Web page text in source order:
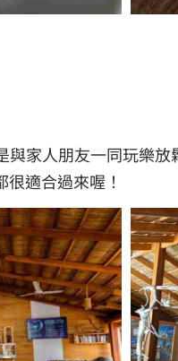
家人朋友一同玩樂
適合過來喔！